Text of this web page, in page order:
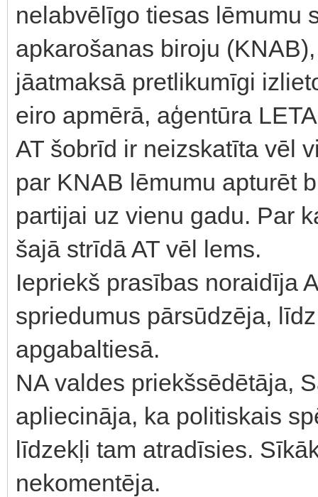
nelabvēlīgo tiesas lēmumu
apkarošanas biroju
jāatmaksā pretlikumīgi
eiro apmērā, aģentūra
AT šobrīd ir neizskatīta vēl
par KNAB lēmumu apturēt
partijai uz vienu gadu. Par
šajā strīdā AT vēl lems.
Iepriekš prasības noraidīja
spriedumus pārsūdzēja,
apgabaltiesā.
NA valdes priekšsēdētāja,
apliecināja, ka politiskais
līdzekļi tam atradīsies.
nekomentēja.